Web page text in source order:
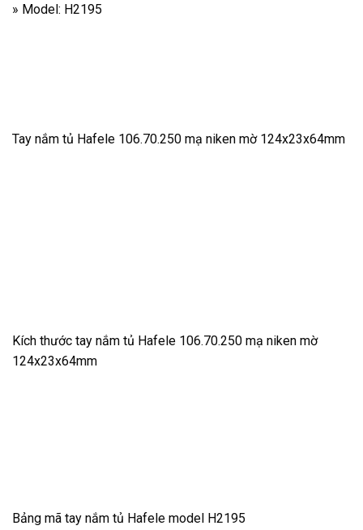
» Model: H2195
Tay nắm tủ Hafele 106.70.250 mạ niken mờ 124x23x64mm
Kích thước tay nắm tủ Hafele 106.70.250 mạ niken mờ
124x23x64mm
Bảng mã tay nắm tủ Hafele model H2195